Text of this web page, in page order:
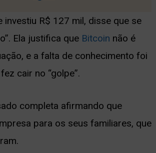
investiu R$ 127 mil, disse que se
Ela justifica que Bitcoin não é
e a falta de conhecimento foi
cair no “golpe”.
completa afirmando que
para os seus familiares, que